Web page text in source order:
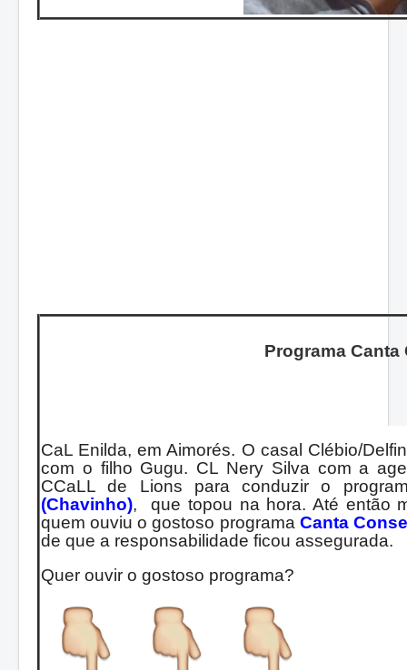
Programa
CaL Enilda, em Aimorés. O casal Clébio/
com o filho Gugu. CL Nery Silva com a
CCaLL de Lions para conduzir o
(Chavinho), que topou na hora. Até então
quem ouviu o gostoso programa Canta
de que a responsabilidade ficou assegurada.
Quer ouvir o gostoso programa?